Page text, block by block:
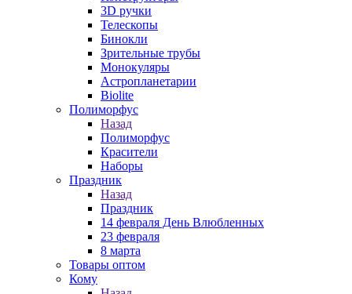
3D ручки
Телескопы
Бинокли
Зрительные трубы
Монокуляры
Астропланетарии
Biolite
Полиморфус
Назад
Полиморфус
Красители
Наборы
Праздник
Назад
Праздник
14 февраля День Влюбленных
23 февраля
8 марта
Товары оптом
Кому